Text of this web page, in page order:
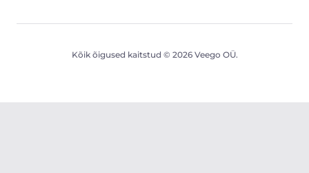
Kõik õigused kaitstud © 2026 Veego OÜ.